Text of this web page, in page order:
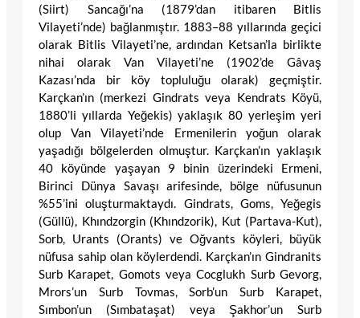
(Siirt) Sancağı’na (1879’dan itibaren Bitlis
Vilayeti’nde) bağlanmıştır. 1883–88 yıllarında geçici
olarak Bitlis Vilayeti’ne, ardından Ketsan’la birlikte
nihai olarak Van Vilayeti’ne (1902’de Gâvaş
Kazası’nda bir köy topluluğu olarak) geçmiştir.
Karçkan’ın (merkezi Gindrats veya Kendrats Köyü,
1880’li yıllarda Yeğekis) yaklaşık 80 yerleşim yeri
olup Van Vilayeti’nde Ermenilerin yoğun olarak
yaşadığı bölgelerden olmuştur. Karçkan’ın yaklaşık
40 köyünde yaşayan 9 binin üzerindeki Ermeni,
Birinci Dünya Savaşı arifesinde, bölge nüfusunun
%55’ini oluşturmaktaydı. Gindrats, Goms, Yeğegis
(Güllü), Khındzorgin (Khındzorik), Kut (Partava-Kut),
Sorb, Urants (Orants) ve Oğvants köyleri, büyük
nüfusa sahip olan köylerdendi. Karçkan’ın Gindranits
Surb Karapet, Gomots veya Cocglukh Surb Gevorg,
Mrors’un Surb Tovmas, Sorb’un Surb Karapet,
Sımbon’un (Sımbataşat) veya Şakhor’un Surb